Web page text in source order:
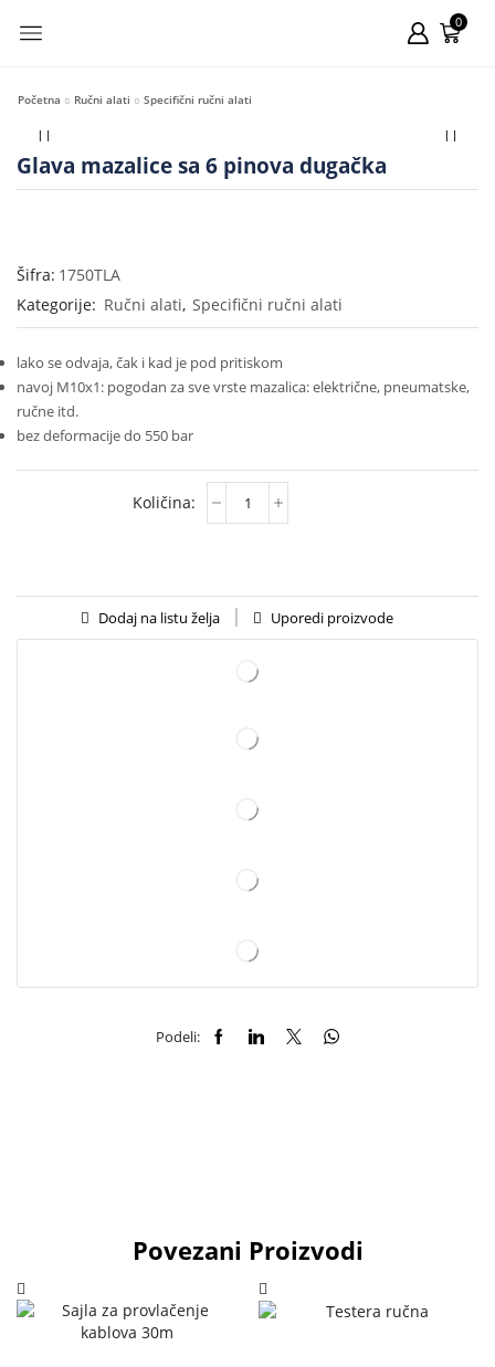
0
Početna Ručni alati Specifični ručni alati
Glava mazalice sa 6 pinova dugačka
Šifra: 1750TLA
Kategorije: Ručni alati, Specifični ručni alati
lako se odvaja, čak i kad je pod pritiskom
navoj M10x1: pogodan za sve vrste mazalica: električne, pneumatske,
ručne itd.
bez deformacije do 550 bar
Dodaj na listu želja Uporedi proizvode
Podeli:
Povezani Proizvodi